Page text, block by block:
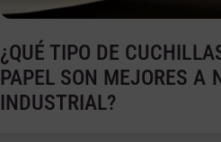
¿QUÉ TIPO DE
PAPEL SON MEJORES A
INDUSTRIAL?